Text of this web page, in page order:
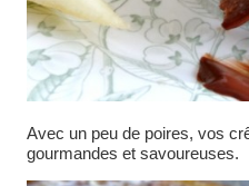
Avec un peu de poires, vos
gourmandes et savoureuses.